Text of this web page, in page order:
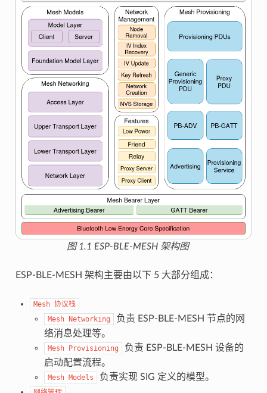
图 1.1 ESP-BLE-MESH 架构图
ESP-BLE-MESH 架构主要由以下 5 大部分组成：
Mesh 协议栈
Mesh Networking
负责 ESP-BLE-MESH 节点的网
络消息处理等。
Mesh Provisioning
负责 ESP-BLE-MESH 设备的
启动配置流程。
Mesh Models 负责实现 SIG 定义的模型。